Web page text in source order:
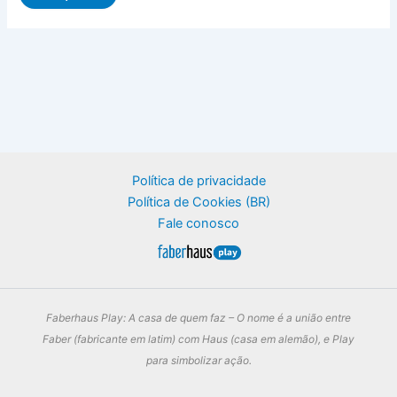
Política de privacidade
Política de Cookies (BR)
Fale conosco
Faberhaus Play: A casa de quem faz – O nome é a união entre
Faber (fabricante em latim) com Haus (casa em alemão), e Play
para simbolizar ação.